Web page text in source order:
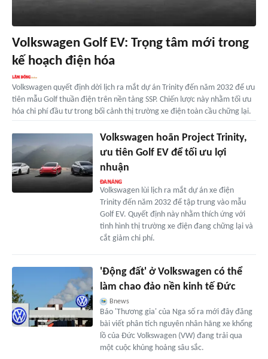
Volkswagen Golf EV: Trọng tâm mới trong
kế hoạch điện hóa
Volkswagen quyết định dời lịch ra mắt dự án Trinity đến năm 2032 để ưu
tiên mẫu Golf thuần điện trên nền tảng SSP. Chiến lược này nhằm tối ưu
hóa chi phí đầu tư trong bối cảnh thị trường xe điện toàn cầu chững lại.
Volkswagen hoãn Project Trinity,
ưu tiên Golf EV để tối ưu lợi
nhuận
Volkswagen lùi lịch ra mắt dự án xe điện
Trinity đến năm 2032 để tập trung vào mẫu
Golf EV. Quyết định này nhằm thích ứng với
tình hình thị trường xe điện đang chững lại và
cắt giảm chi phí.
'Động đất' ở Volkswagen có thể
làm chao đảo nền kinh tế Đức
Bnews
Báo 'Thương gia' của Nga số ra mới đây đăng
bài viết phân tích nguyên nhân hãng xe khổng
lồ của Đức Volkswagen (VW) đang trải qua
một cuộc khủng hoảng sâu sắc.